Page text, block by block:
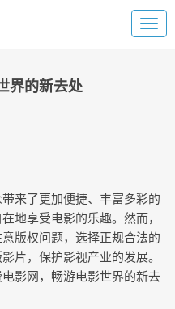
界的新去处
来了更加便捷、丰富多彩的
地享受电影的乐趣。然而，
版权问题，选择正规合法的
片，保护影视产业的发展。
影网，畅游电影世界的新去